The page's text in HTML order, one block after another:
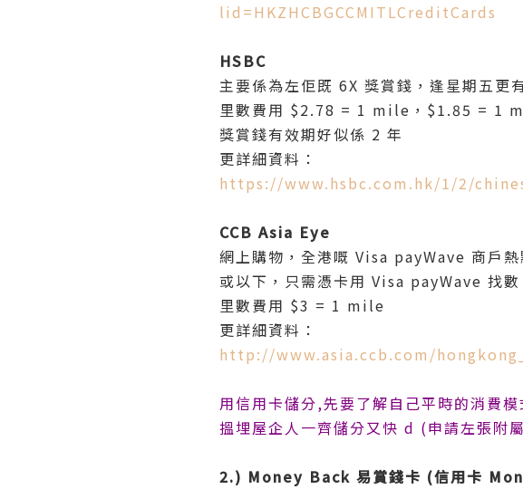
lid=HKZHCBGCCMITLCreditCards
HSBC
主要係為左佢既 6X 獎賞錢，逢星期五
里數費用 $2.78 = 1 mile，$1.85 = 1
獎賞錢有效期好似係 2 年
更詳細資料：
https://www.hsbc.com.hk/1/2/
CCB Asia Eye
網上購物，全港嘅 Visa payWave 商戶
或以下，只需憑卡用 Visa payWave 找
里數費用 $3 = 1 mile
更詳細資料：
http://www.asia.ccb.com/
用信用卡儲分,先要了解自己平時的消費
搵埋屋企人一齊儲分又快 d (申請左張附
2.) Money Back 易賞錢卡 (信用卡